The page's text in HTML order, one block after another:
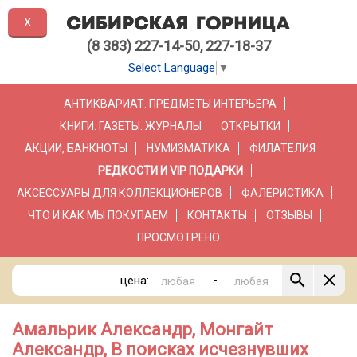
(8 383) 227-14-50, 227-18-37
Select Language ▼
АНТИКВАРИАТ. ПРЕДМЕТЫ ИНТЕРЬЕРА
КНИГИ. ГАЗЕТЫ. ЖУРНАЛЫ
ОТКРЫТКИ
АКЦИИ, БАНКНОТЫ
НУМИЗМАТИКА
ФИЛАТЕЛИЯ
РЕДКОСТИ И VIP ПОДАРКИ
АКСЕССУАРЫ ДЛЯ КОЛЛЕКЦИОНЕРОВ
ФАЛЕРИСТИКА
ЧТО И КАК МЫ ПОКУПАЕМ
КОНТАКТЫ
ОТЗЫВЫ
ПРОСМОТРЕНО
цена: -
Амальрик Александр, Монгайт
Александр, В поисках исчезнувших
X